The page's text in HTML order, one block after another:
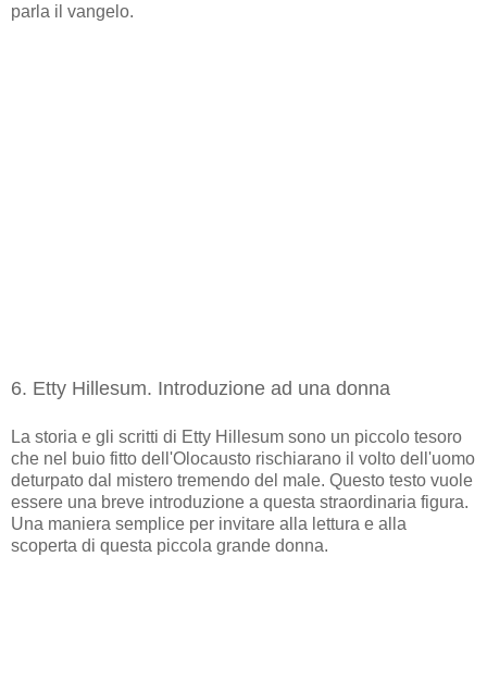
parla il vangelo.
6. Etty Hillesum. Introduzione ad una donna
La storia e gli scritti di Etty Hillesum sono un piccolo tesoro
che nel buio fitto dell'Olocausto rischiarano il volto dell'uomo
deturpato dal mistero tremendo del male. Questo testo vuole
essere una breve introduzione a questa straordinaria figura.
Una maniera semplice per invitare alla lettura e alla
scoperta di questa piccola grande donna.